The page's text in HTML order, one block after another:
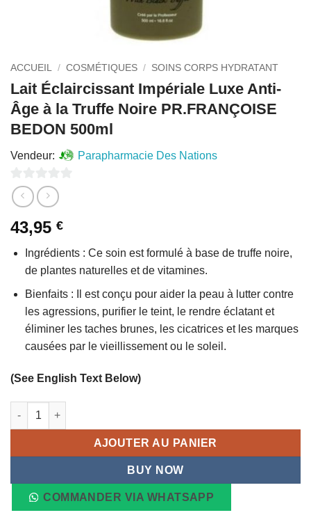
ACCUEIL / COSMÉTIQUES / SOINS CORPS HYDRATANT
Lait Éclaircissant Impériale Luxe Anti-
Âge à la Truffe Noire PR.FRANÇOISE
BEDON 500ml
Vendeur: Parapharmacie Des Nations
0
sur
5
43,95 €
Ingrédients : Ce soin est formulé à base de truffe noire,
de plantes naturelles et de vitamines.
Bienfaits : Il est conçu pour aider la peau à lutter contre
les agressions, purifier le teint, le rendre éclatant et
éliminer les taches brunes, les cicatrices et les marques
causées par le vieillissement ou le soleil.
(See English Text Below)
quantité de Lait Éclaircissant Impériale Luxe Anti-Âge à la
AJOUTER AU PANIER
BUY NOW
COMMANDER VIA WHATSAPP